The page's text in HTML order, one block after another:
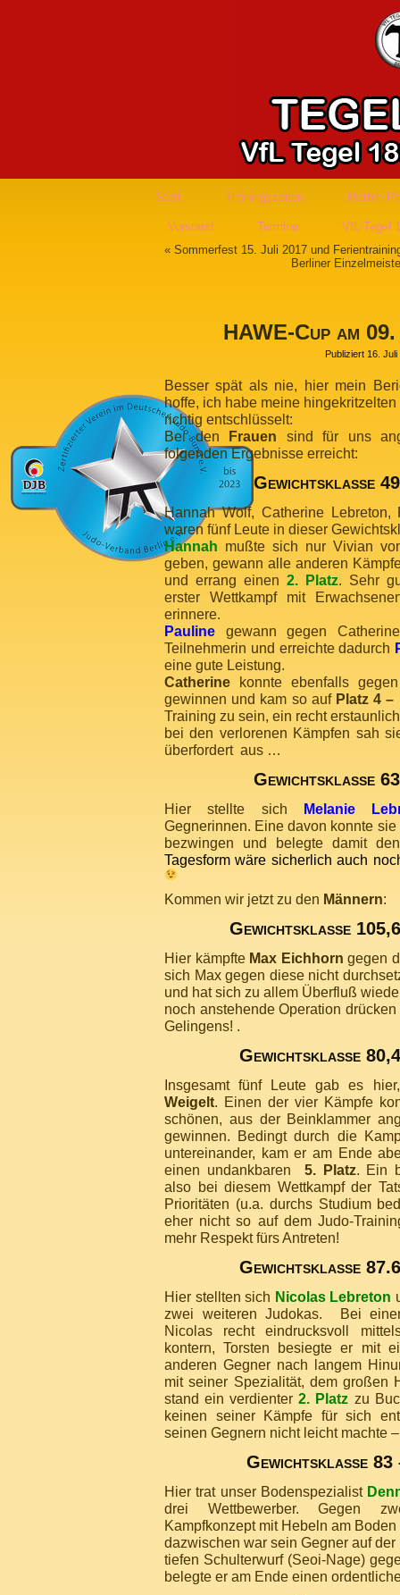
Start Trainingszeiten Matten-
Vorstand Termine
VfL-Tegel
« Sommerfest 15. Juli 2017 und
Berliner
HAWE-Cup am
Publiziert 16. Juli
Besser spät als nie, hier mein
hoffe, ich habe meine
richtig entschlüsselt:
Bei den Frauen sind für uns
folgenden Ergebnisse erreicht:
Gewichtsklasse
Hannah Wolf, Catherine Lebreton,
waren fünf Leute in dieser
Hannah mußte sich nur Vivian
geben, gewann alle anderen
und errang einen 2. Platz. Sehr
erster Wettkampf mit
erinnere.
Pauline
gewann gegen
Teilnehmerin und erreichte dadurch
eine gute Leistung.
Catherine konnte ebenfalls
gewinnen und kam so auf Platz 4 –
Training zu sein, ein recht
bei den verlorenen Kämpfen sah
überfordert aus …
Gewichtsklasse
Hier stellte sich Melanie
Gegnerinnen. Eine davon konnte
bezwingen und belegte damit
Tagesform wäre sicherlich auch
Kommen wir jetzt zu den Männern:
Gewichtsklasse
Hier kämpfte Max Eichhorn gegen
sich Max gegen diese nicht
und hat sich zu allem Überfluß
noch anstehende Operation
Gelingens! .
Gewichtsklasse
Insgesamt fünf Leute gab es
Weigelt. Einen der vier Kämpfe
schönen, aus der Beinklammer
gewinnen. Bedingt durch die
untereinander, kam er am Ende
einen undankbaren 5. Platz. Ein
also bei diesem Wettkampf der
Prioritäten (u.a. durchs Studium
eher nicht so auf dem Judo-
mehr Respekt fürs Antreten!
Gewichtsklasse
Hier stellten sich Nicolas Lebreton
zwei weiteren Judokas. Bei
Nicolas recht eindrucksvoll
kontern, Torsten besiegte er mit
anderen Gegner nach langem
mit seiner Spezialität, dem großen
stand ein verdienter2. Platz zu
keinen seiner Kämpfe für sich
seinen Gegnern nicht leicht machte
Gewichtsklasse
Hier trat unser Bodenspezialist
drei Wettbewerber. Gegen
Kampfkonzept mit Hebeln am
dazwischen war sein Gegner auf
tiefen Schulterwurf (Seoi-Nage)
belegte er am Ende einen